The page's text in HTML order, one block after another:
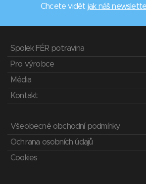
Chcete vidět jak náš
Spolek FÉR potravina
Pro výrobce
Média
Kontakt
Všeobecné obchodní podmínky
Ochrana osobních údajů
Cookies